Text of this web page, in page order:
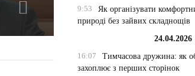
9:53
Як організувати
природі без зайвих складнощів
24.04.2026
16:07
Тимчасова дружина: як
захоплює з перших сторінок